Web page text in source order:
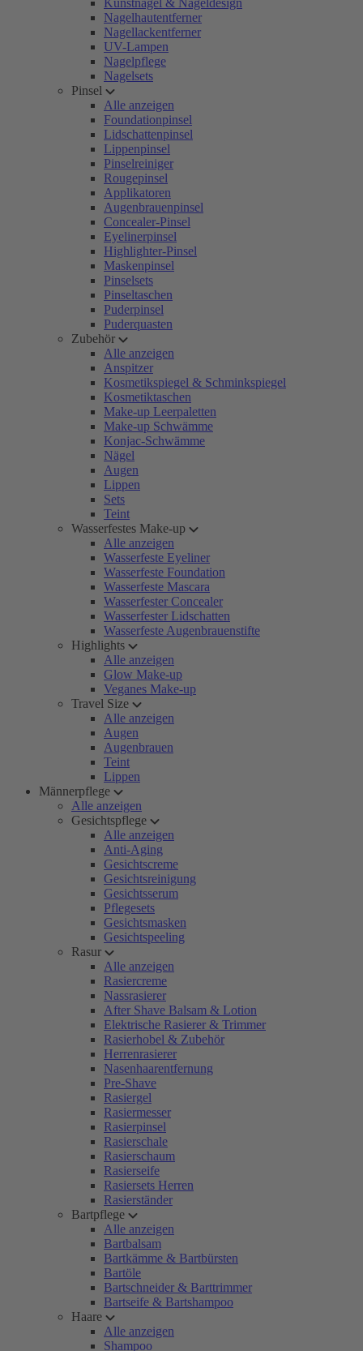
Kunstnägel & Nageldesign
Nagelhautentferner
Nagellackentferner
UV-Lampen
Nagelpflege
Nagelsets
Pinsel
Alle anzeigen
Foundationpinsel
Lidschattenpinsel
Lippenpinsel
Pinselreiniger
Rougepinsel
Applikatoren
Augenbrauenpinsel
Concealer-Pinsel
Eyelinerpinsel
Highlighter-Pinsel
Maskenpinsel
Pinselsets
Pinseltaschen
Puderpinsel
Puderquasten
Zubehör
Alle anzeigen
Anspitzer
Kosmetikspiegel & Schminkspiegel
Kosmetiktaschen
Make-up Leerpaletten
Make-up Schwämme
Konjac-Schwämme
Nägel
Augen
Lippen
Sets
Teint
Wasserfestes Make-up
Alle anzeigen
Wasserfeste Eyeliner
Wasserfeste Foundation
Wasserfeste Mascara
Wasserfester Concealer
Wasserfester Lidschatten
Wasserfeste Augenbrauenstifte
Highlights
Alle anzeigen
Glow Make-up
Veganes Make-up
Travel Size
Alle anzeigen
Augen
Augenbrauen
Teint
Lippen
Männerpflege
Alle anzeigen
Gesichtspflege
Alle anzeigen
Anti-Aging
Gesichtscreme
Gesichtsreinigung
Gesichtsserum
Pflegesets
Gesichtsmasken
Gesichtspeeling
Rasur
Alle anzeigen
Rasiercreme
Nassrasierer
After Shave Balsam & Lotion
Elektrische Rasierer & Trimmer
Rasierhobel & Zubehör
Herrenrasierer
Nasenhaarentfernung
Pre-Shave
Rasiergel
Rasiermesser
Rasierpinsel
Rasierschale
Rasierschaum
Rasierseife
Rasiersets Herren
Rasierständer
Bartpflege
Alle anzeigen
Bartbalsam
Bartkämme & Bartbürsten
Bartöle
Bartschneider & Barttrimmer
Bartseife & Bartshampoo
Haare
Alle anzeigen
Shampoo